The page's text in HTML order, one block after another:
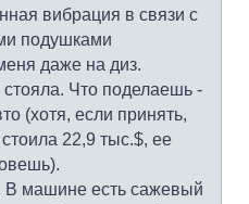
вибрация в связи с
подушками
даже на диз.
стояла. Что поделаешь -
(хотя, если принять,
22,9 тыс.$, ее
В машине есть сажевый